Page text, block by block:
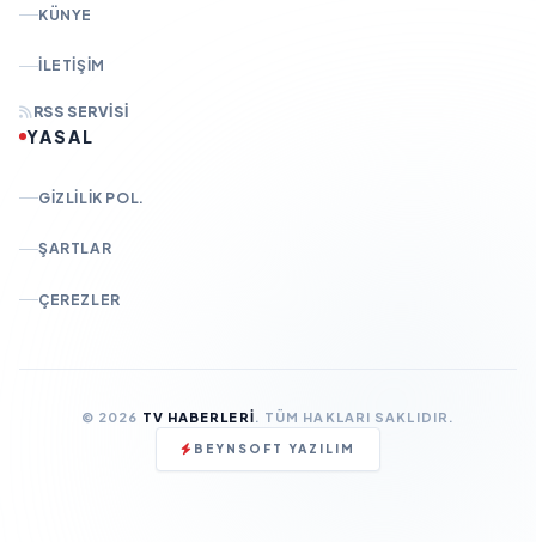
KÜNYE
İLETIŞIM
RSS SERVISI
YASAL
GIZLILIK POL.
ŞARTLAR
ÇEREZLER
© 2026 TV HABERLERI. TÜM HAKLARI SAKLIDIR.
BEYNSOFT YAZILIM